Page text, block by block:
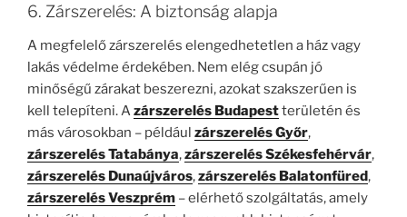
6. Zárszerelés: A biztonság alapja
A megfelelő zárszerelés elengedhetetlen a ház vagy
lakás védelme érdekében. Nem elég csupán jó
minőségű zárakat beszerezni, azokat szakszerűen is
kell telepíteni. Azárszerelés Budapestterületén és
más városokban – például zárszerelés Győr,
zárszerelés Tatabánya,zárszerelés Székesfehérvár,
zárszerelés Dunaújváros,zárszerelés Balatonfüred,
zárszerelés Veszprém – elérhető szolgáltatás, amely